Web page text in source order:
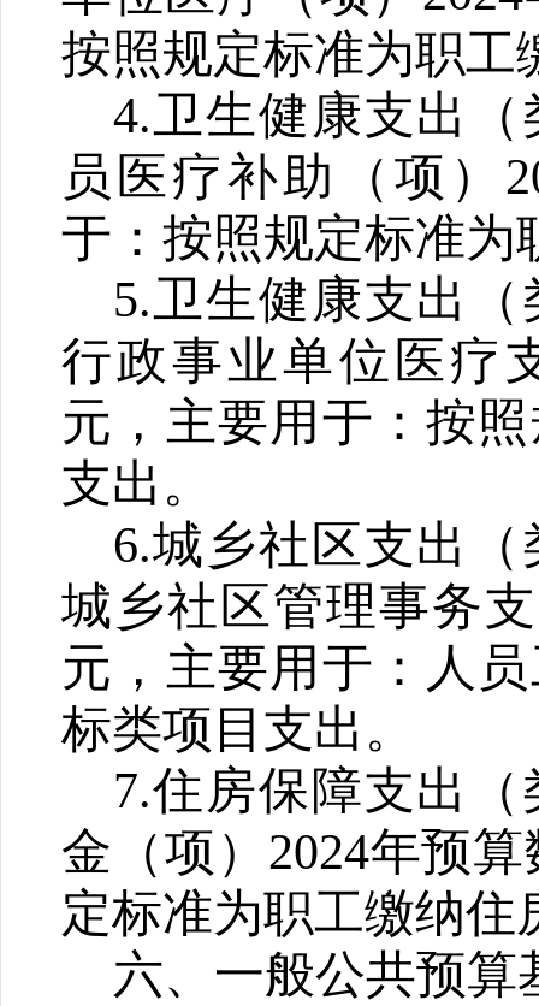
按照规定标准为职工
4.卫生健康支出
员医疗补助（项）
于：按照规定标准为
5.卫生健康支出
行政事业单位医疗
元，主要用于：按
支出 。
6.城乡社区支出
城乡社区管理事务
元，主要用于：人
标类项目支出 。
7.住房保障支出
金（项） 2024年预算
定标准为职工缴纳住
六、一般公共预算